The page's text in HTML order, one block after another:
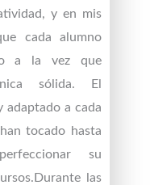
y en mis
cada alumno
a la vez que
sólida. El
adaptado a cada
tocado hasta
su
las